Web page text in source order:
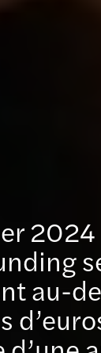
2024
au-